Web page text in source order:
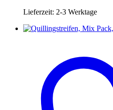
Lieferzeit: 2-3 Werktage